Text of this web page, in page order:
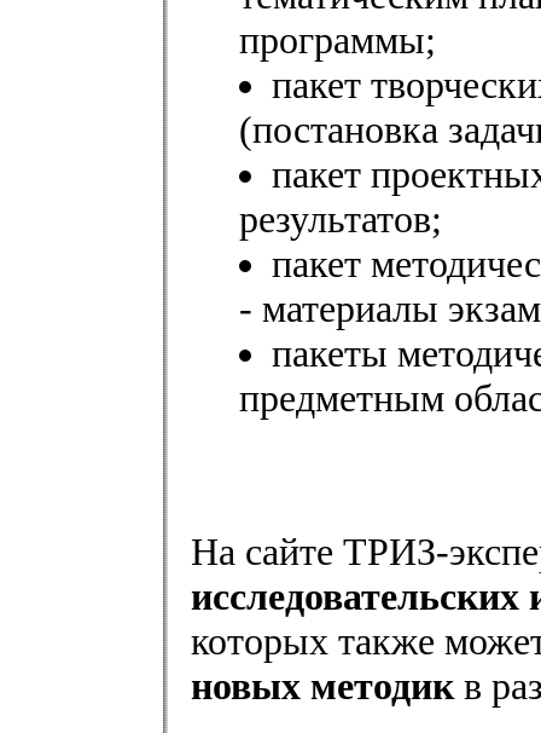
программы;
пакет
(постановка
пакет
результатов;
пакет
- материалы
пакеты
предметным
На сайте ТРИЗ-
которых также
новых методикв